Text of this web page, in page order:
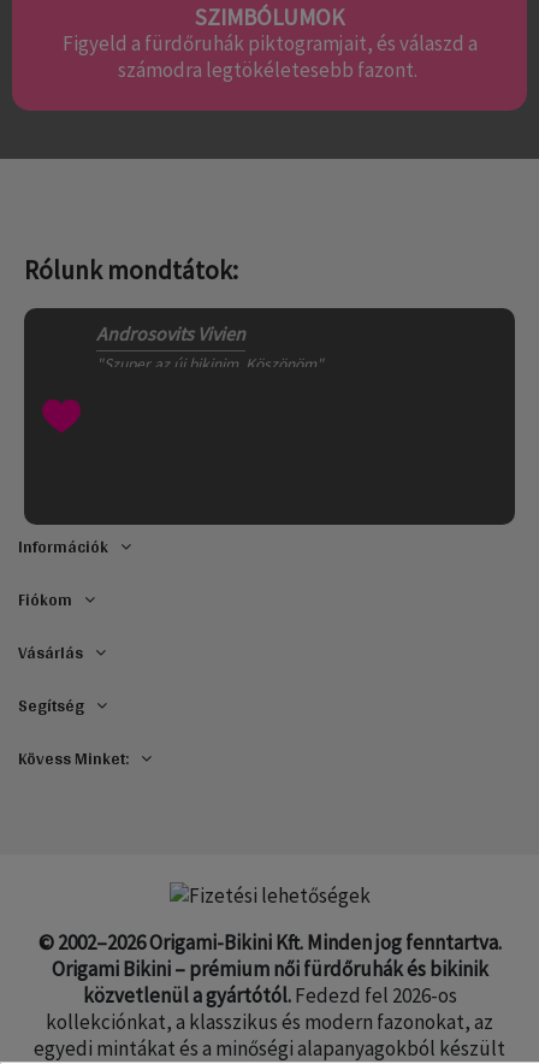
SZIMBÓLUMOK
Figyeld a fürdőruhák piktogramjait, és válaszd a
számodra legtökéletesebb fazont.
Rólunk mondtátok:
Varga Tímea
"Sziasztok! Nagyon
reggelre kis
kedvességekkel
pompás) Szép
Üdv Timi"
Információk
Fiókom
Vásárlás
Segítség
Kövess Minket:
© 2002–2026 Origami-Bikini Kft. Minden jog fenntartva.
Origami Bikini – prémium női fürdőruhák és bikinik
közvetlenül a gyártótól.Fedezd fel 2026-os
kollekciónkat, a klasszikus és modern fazonokat, az
egyedi mintákat és a minőségi alapanyagokból készült